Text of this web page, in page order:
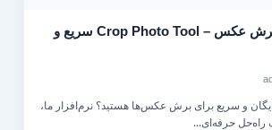
نرم‌افزار رایگان برش عکس – Crop Photo Tool سریع و
و سریع برای برش عکس‌ها هستید؟ نرم‌افزار ما،